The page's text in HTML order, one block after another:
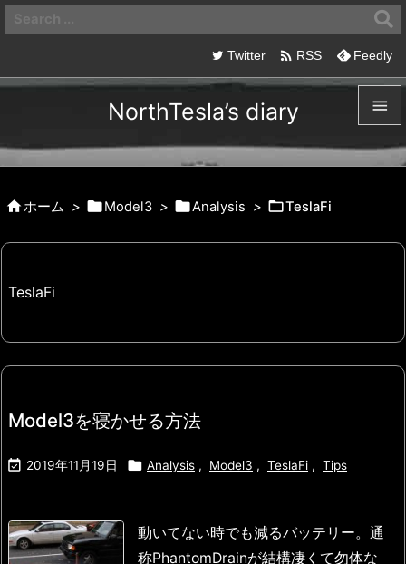
NorthTesla’s diary 

メニュ


検索
Twitter  RSS Feedly
ホーム > Model3 > Analysis > TeslaFi
TeslaFi
Model3を寝かせる方法
 2019年11月19日  Analysis , Model3 , TeslaFi , Tips
動いてない時でも減るバッテリー。 通
称PhantomDrainが結構凄くて勿体な